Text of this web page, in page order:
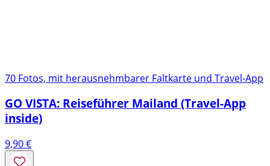
70 Fotos, mit herausnehmbarer Faltkarte und Travel-App
GO VISTA: Reiseführer Mailand (Travel-App
inside)
9,90€